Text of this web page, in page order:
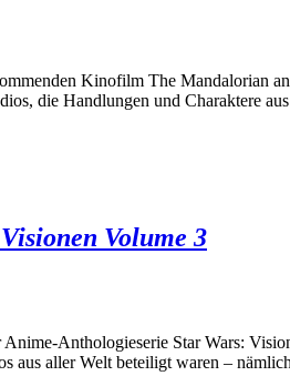
Kinofilm The Mandalorian
die Handlungen und Charaktere
Volume 3
Anthologieserie Star Wars:
aus aller Welt beteiligt waren –